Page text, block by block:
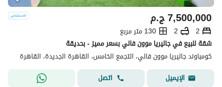
ج.م7,500,000
2
2
130 متر مربع
شقة للبيع في جاليريا موون فالي بسعر مميز - بحديقة
كومباوند جاليريا موون فالي، التجمع الخامس، القاهرة الجديدة، القاهرة
الإيميل
اتصل